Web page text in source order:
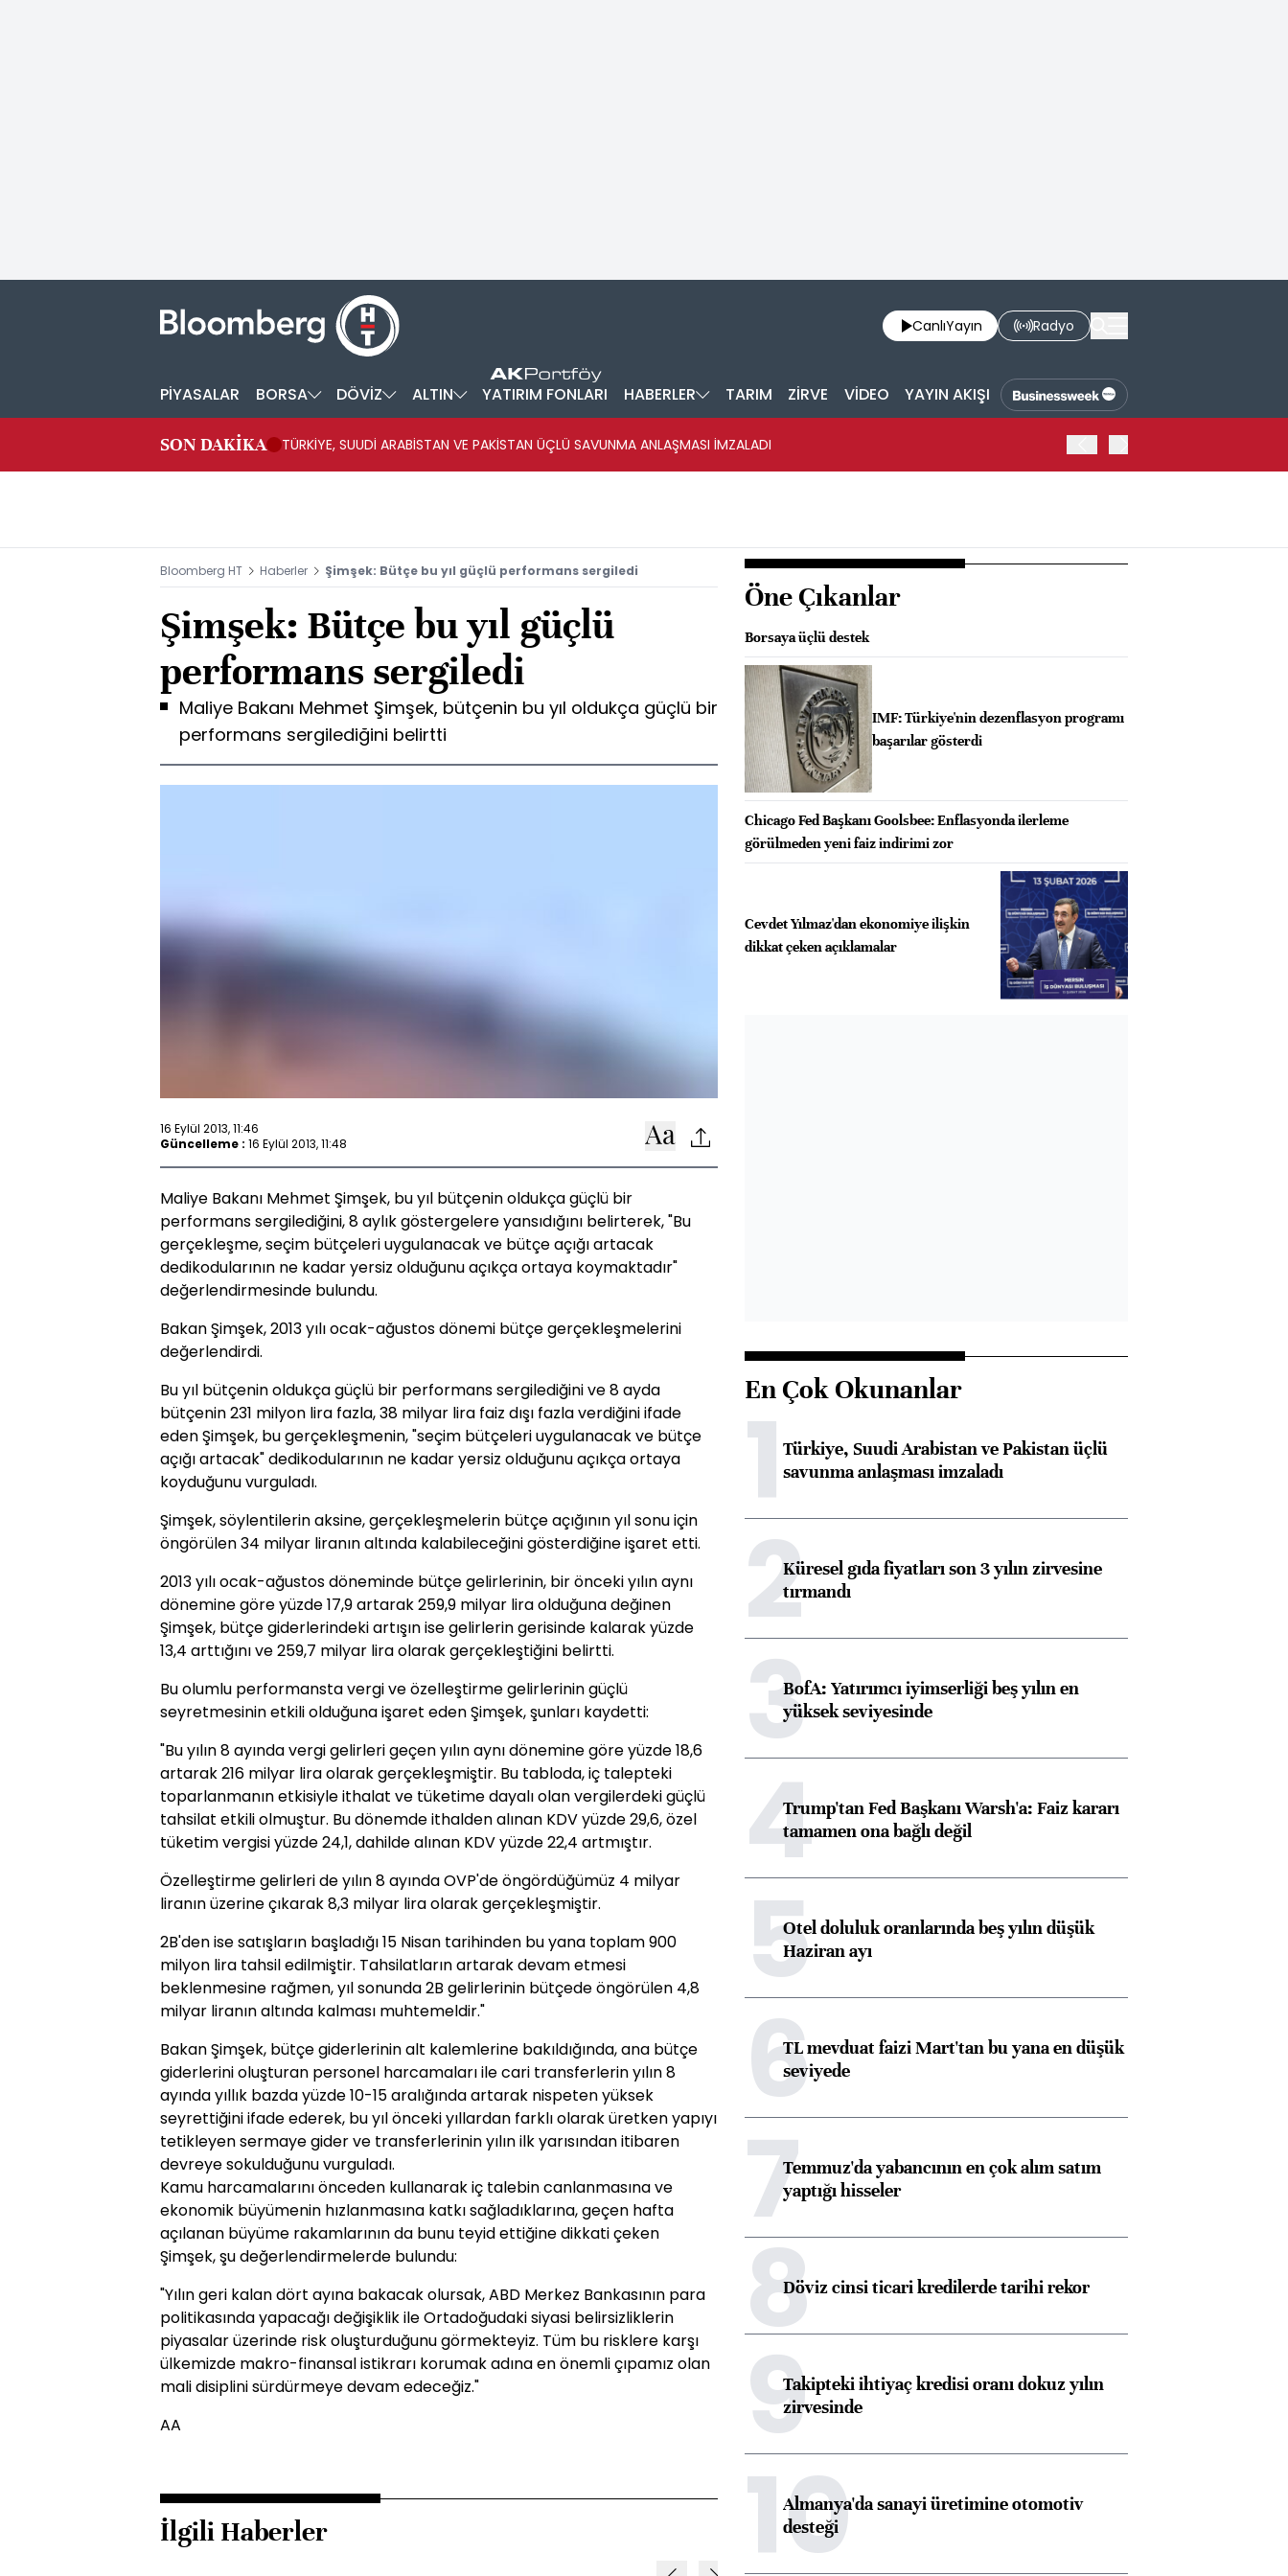
CanlıYayın Radyo
PİYASALAR BORSA DÖVİZ ALTIN YATIRIM FONLARI HABERLER TARIM ZİRVE VİDEO YAYIN AKIŞI
SON DAKİKA TÜRKİYE, SUUDİ ARABİSTAN VE PAKİSTAN ÜÇLÜ SAVUNMA ANLAŞMASI İMZALADI
Bloomberg HT Haberler Şimşek: Bütçe bu yıl güçlü performans sergiledi
Şimşek: Bütçe bu yıl güçlü
performans sergiledi
Maliye Bakanı Mehmet Şimşek, bütçenin bu yıl oldukça güçlü bir
performans sergilediğini belirtti
16 Eylül 2013, 11:46
Güncelleme : 16 Eylül 2013, 11:48
Maliye Bakanı Mehmet Şimşek, bu yıl bütçenin oldukça güçlü bir
performans sergilediğini, 8 aylık göstergelere yansıdığını belirterek, "Bu
gerçekleşme, seçim bütçeleri uygulanacak ve bütçe açığı artacak
dedikodularının ne kadar yersiz olduğunu açıkça ortaya koymaktadır"
değerlendirmesinde bulundu.
Bakan Şimşek, 2013 yılı ocak-ağustos dönemi bütçe gerçekleşmelerini
değerlendirdi.
Bu yıl bütçenin oldukça güçlü bir performans sergilediğini ve 8 ayda
bütçenin 231 milyon lira fazla, 38 milyar lira faiz dışı fazla verdiğini ifade
eden Şimşek, bu gerçekleşmenin, "seçim bütçeleri uygulanacak ve bütçe
açığı artacak" dedikodularının ne kadar yersiz olduğunu açıkça ortaya
koyduğunu vurguladı.
Şimşek, söylentilerin aksine, gerçekleşmelerin bütçe açığının yıl sonu için
öngörülen 34 milyar liranın altında kalabileceğini gösterdiğine işaret etti.
2013 yılı ocak-ağustos döneminde bütçe gelirlerinin, bir önceki yılın aynı
dönemine göre yüzde 17,9 artarak 259,9 milyar lira olduğuna değinen
Şimşek, bütçe giderlerindeki artışın ise gelirlerin gerisinde kalarak yüzde
13,4 arttığını ve 259,7 milyar lira olarak gerçekleştiğini belirtti.
Bu olumlu performansta vergi ve özelleştirme gelirlerinin güçlü
seyretmesinin etkili olduğuna işaret eden Şimşek, şunları kaydetti:
"Bu yılın 8 ayında vergi gelirleri geçen yılın aynı dönemine göre yüzde 18,6
artarak 216 milyar lira olarak gerçekleşmiştir. Bu tabloda, iç talepteki
toparlanmanın etkisiyle ithalat ve tüketime dayalı olan vergilerdeki güçlü
tahsilat etkili olmuştur. Bu dönemde ithalden alınan KDV yüzde 29,6, özel
tüketim vergisi yüzde 24,1, dahilde alınan KDV yüzde 22,4 artmıştır.
Özelleştirme gelirleri de yılın 8 ayında OVP'de öngördüğümüz 4 milyar
liranın üzerine çıkarak 8,3 milyar lira olarak gerçekleşmiştir.
2B'den ise satışların başladığı 15 Nisan tarihinden bu yana toplam 900
milyon lira tahsil edilmiştir. Tahsilatların artarak devam etmesi
beklenmesine rağmen, yıl sonunda 2B gelirlerinin bütçede öngörülen 4,8
milyar liranın altında kalması muhtemeldir."
Bakan Şimşek, bütçe giderlerinin alt kalemlerine bakıldığında, ana bütçe
giderlerini oluşturan personel harcamaları ile cari transferlerin yılın 8
ayında yıllık bazda yüzde 10-15 aralığında artarak nispeten yüksek
seyrettiğini ifade ederek, bu yıl önceki yıllardan farklı olarak üretken yapıyı
tetikleyen sermaye gider ve transferlerinin yılın ilk yarısından itibaren
devreye sokulduğunu vurguladı.
Kamu harcamalarını önceden kullanarak iç talebin canlanmasına ve
ekonomik büyümenin hızlanmasına katkı sağladıklarına, geçen hafta
açılanan büyüme rakamlarının da bunu teyid ettiğine dikkati çeken
Şimşek, şu değerlendirmelerde bulundu:
"Yılın geri kalan dört ayına bakacak olursak, ABD Merkez Bankasının para
politikasında yapacağı değişiklik ile Ortadoğudaki siyasi belirsizliklerin
piyasalar üzerinde risk oluşturduğunu görmekteyiz. Tüm bu risklere karşı
ülkemizde makro-finansal istikrarı korumak adına en önemli çıpamız olan
mali disiplini sürdürmeye devam edeceğiz."
AA
İlgili Haberler
Öne Çıkanlar
Borsaya üçlü destek
IMF: Türkiye'nin dezenflasyon programı
başarılar gösterdi
Chicago Fed Başkanı Goolsbee: Enflasyonda ilerleme
görülmeden yeni faiz indirimi zor
Cevdet Yılmaz'dan ekonomiye ilişkin
dikkat çeken açıklamalar
En Çok Okunanlar
1Türkiye, Suudi Arabistan ve Pakistan üçlü
savunma anlaşması imzaladı
2Küresel gıda fiyatları son 3 yılın zirvesine
tırmandı
3BofA: Yatırımcı iyimserliği beş yılın en
yüksek seviyesinde
4Trump'tan Fed Başkanı Warsh'a: Faiz kararı
tamamen ona bağlı değil
5Otel doluluk oranlarında beş yılın düşük
Haziran ayı
6TL mevduat faizi Mart'tan bu yana en düşük
seviyede
7Temmuz'da yabancının en çok alım satım
yaptığı hisseler
8Döviz cinsi ticari kredilerde tarihi rekor
9Takipteki ihtiyaç kredisi oranı dokuz yılın
zirvesinde
10
Almanya'da sanayi üretimine otomotiv
desteği